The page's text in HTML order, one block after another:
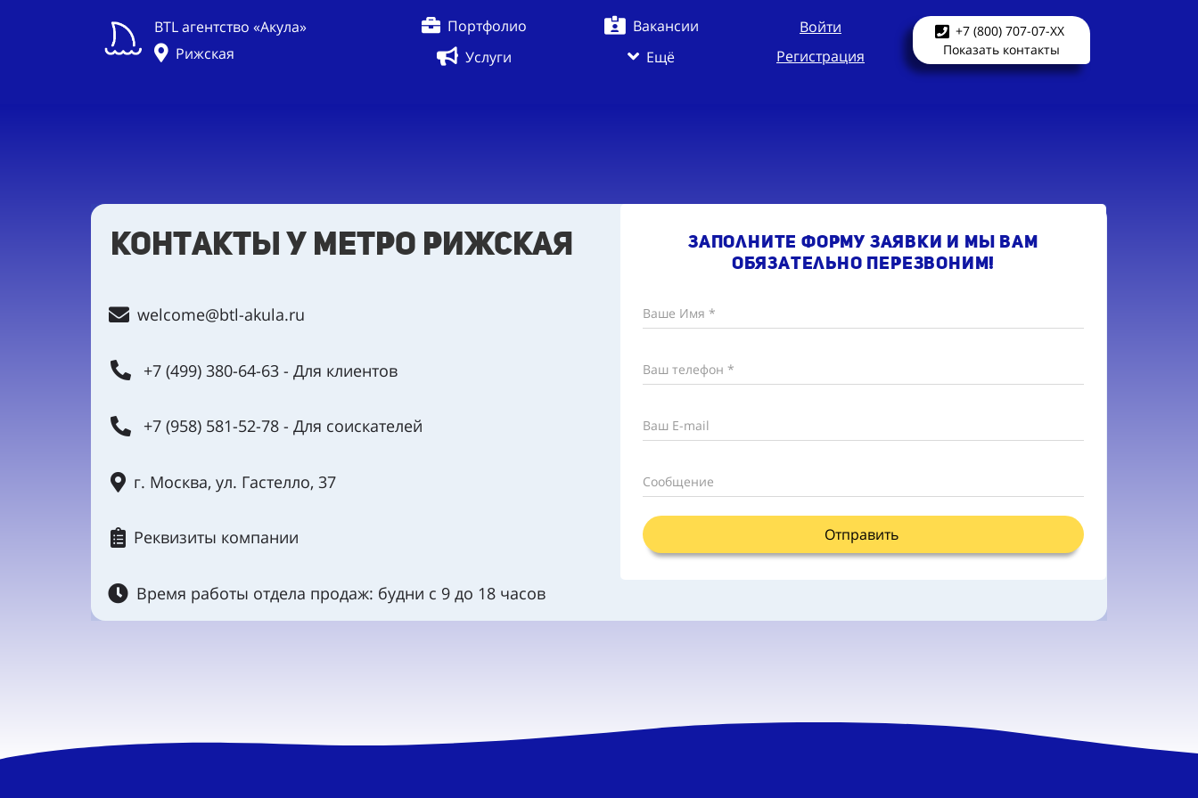
BTL агентство «Акула»
Рижская
Портфолио
Вакансии
Услуги
Ещё
Войти
Регистрация
+7 (800) 707-07-XX
Показать контакты
контакты у метро Рижская
welcome@btl-akula.ru
+7 (499) 380-64-63 - Для клиентов
+7 (958) 581-52-78 - Для соискателей
г. Москва, ул. Гастелло, 37
Реквизиты компании
Время работы отдела продаж: будни с 9 до 18 часов
Заполните форму заявки и мы Вам
обязательно перезвоним!
Ваше Имя *
Ваш телефон *
Ваш E-mail
Сообщение
Отправить